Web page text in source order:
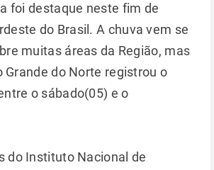
foi destaque neste fim de
do Brasil. A chuva vem se
muitas áreas da Região, mas
Grande do Norte registrou o
o sábado(05) e o
do Instituto Nacional de